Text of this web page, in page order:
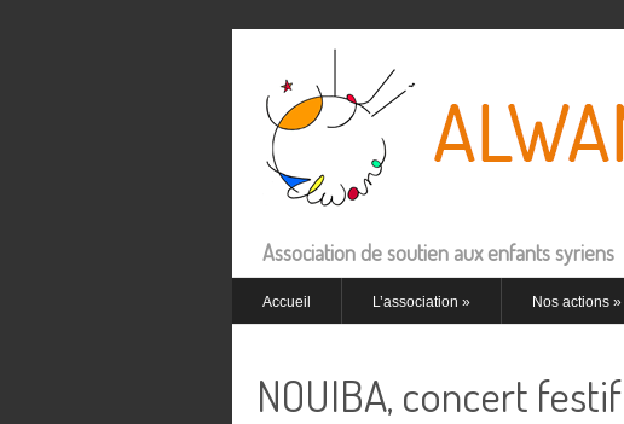
Association de soutien aux enfants syriens
Accueil L’association » Nos actions »
NOUIBA, concert